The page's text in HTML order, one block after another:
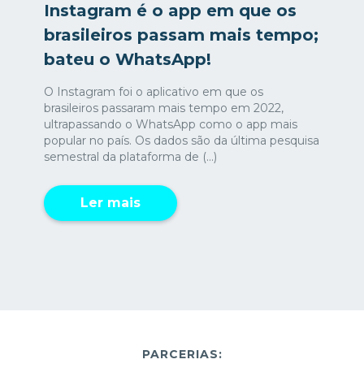
Instagram é o app em que os
brasileiros passam mais tempo;
bateu o WhatsApp!
O Instagram foi o aplicativo em que os
brasileiros passaram mais tempo em 2022,
ultrapassando o WhatsApp como o app mais
popular no país. Os dados são da última pesquisa
semestral da plataforma de (...)
Ler mais
PARCERIAS: